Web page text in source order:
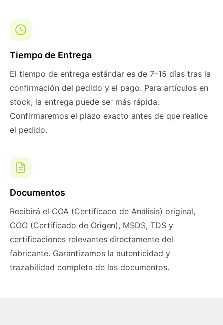
Tiempo de Entrega
El tiempo de entrega estándar es de 7–15 días tras la
confirmación del pedido y el pago. Para artículos en
stock, la entrega puede ser más rápida.
Confirmaremos el plazo exacto antes de que realice
el pedido.
Documentos
Recibirá el COA (Certificado de Análisis) original,
COO (Certificado de Origen), MSDS, TDS y
certificaciones relevantes directamente del
fabricante. Garantizamos la autenticidad y
trazabilidad completa de los documentos.